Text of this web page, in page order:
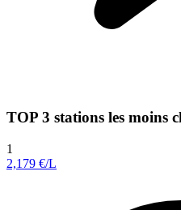
TOP 3 stations les moins
1
2,179 €/L